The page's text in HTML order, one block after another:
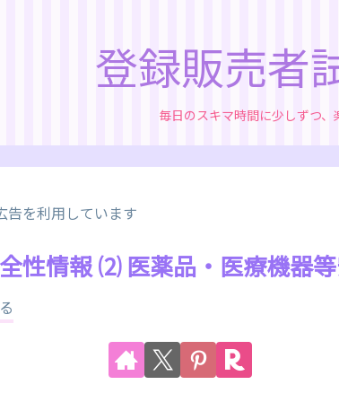
登録販売者
毎日のスキマ時間に少しずつ、
告を利用しています
性情報 ⑵ 医薬品・医療機器